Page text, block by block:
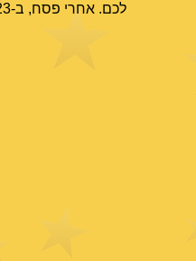
לכם. אחרי פסח, ב-23 באפריל, נפתח קורס אסטרולוגיה למתחילים בהנחייתי: